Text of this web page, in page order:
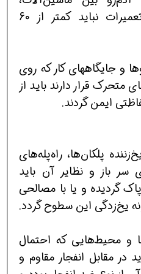
تأسیسات، انبوه مواد و تعمیرات نباید کمتر از 60
و جایگاههای کار که روی
متحرک قرار دارند باید از
ایمن گردند.
پلکان‌ها، راه‌پله‌های
سر باز و نظایر آن باید
گردیده و یا با مصالحی
یخ‌زدگی این سطوح گردد.
و محیط‌هایی که احتمال
در مقابل انفجار مقاوم و